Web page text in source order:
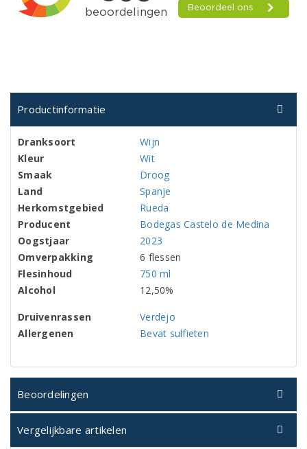
Productinformatie
Dranksoort
Wijn
Kleur
Wit
Smaak
Droog
Land
Spanje
Herkomstgebied
Rueda
Producent
Bodegas Castelo de Medina
Oogstjaar
2023
Omverpakking
6 flessen
Flesinhoud
750 ml
Alcohol
12,50%
Druivenrassen
Verdejo
Allergenen
Bevat sulfieten
Beoordelingen
Vergelijkbare artikelen